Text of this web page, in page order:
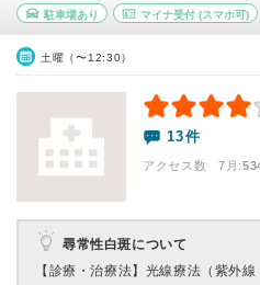
駐車場あり マイナ受付(スマホ可)
土曜（〜12:30）
13件
アクセス数 7月:
尋常性白斑について
【診療・治療法】 光線療法（紫外線